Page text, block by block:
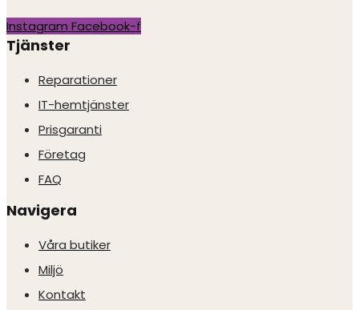
Instagram Facebook-f
Tjänster
Reparationer
IT-hemtjänster
Prisgaranti
Företag
FAQ
Navigera
Våra butiker
Miljö
Kontakt